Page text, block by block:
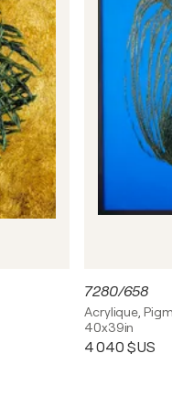
7280/658
Acrylique,
40x39in
4 040 $US